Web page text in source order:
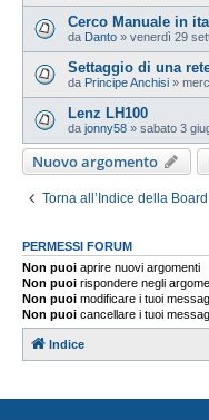
Cerco Manuale in
da Danto » venerdì 29
Settaggio di una
da Principe Anchisi »
Lenz LH100
da jonny58 » sabato 3
Nuovo argomento
Torna all’Indice della Board
PERMESSI FORUM
Non puoi aprire nuovi argomenti
Non puoi rispondere negli
Non puoi modificare i tuoi
Non puoi cancellare i tuoi
Indice